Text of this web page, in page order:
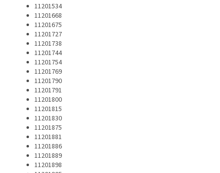
11201534
11201668
11201675
11201727
11201738
11201744
11201754
11201769
11201790
11201791
11201800
11201815
11201830
11201875
11201881
11201886
11201889
11201898